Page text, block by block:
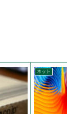
ネット